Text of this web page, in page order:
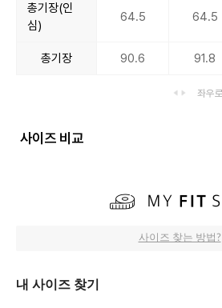
총기장(인
심)
64.5 64.5
총기장 90.6 91.8
좌우
사이즈 비교